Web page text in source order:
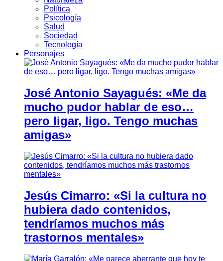
Política
Psicología
Salud
Sociedad
Tecnología
Personajes
José Antonio Sayagués: «Me da
mucho pudor hablar de eso…
pero ligar, ligo. Tengo muchas
amigas»
Jesús Cimarro: «Si la cultura no
hubiera dado contenidos,
tendríamos muchos más
trastornos mentales»